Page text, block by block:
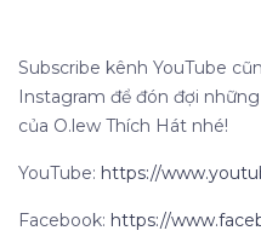
Subscribe kênh YouTube
Instagram để đón đợi
của O.lew Thích Hát nhé!
YouTube: https://
Facebook: https://